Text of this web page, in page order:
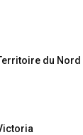
du Nord